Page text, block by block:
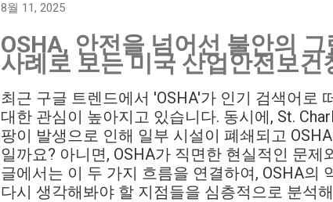
8월 11, 2025
OSHA, 안전을 넘어선 불안의
사례로 보는 미국 산업안전보건
최근 구글 트렌드에서 'OSHA'가 인기 검색어로
대한 관심이 높아지고 있습니다. 동시에, St.
팡이 발생으로 인해 일부 시설이 폐쇄되고
일까요? 아니면, OSHA가 직면한 현실적인 문
글에서는 이 두 가지 흐름을 연결하여, OSHA의
다시 생각해봐야 할 지점들을 심층적으로 분석